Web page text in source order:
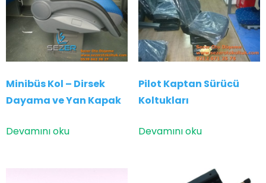
Minibüs Kol – Dirsek
Dayama ve Yan Kapak
Devamını oku
Pilot Kaptan Sürücü
Koltukları
Devamını oku